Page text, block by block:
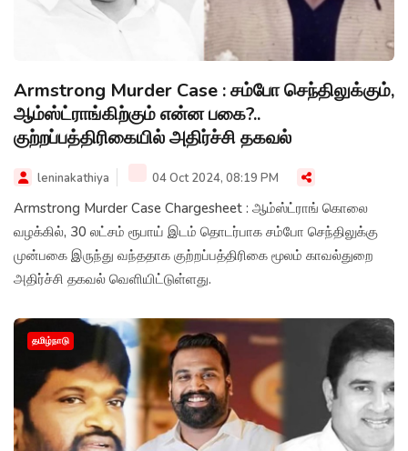
Armstrong Murder Case : சம்போ செந்திலுக்கும்,
ஆம்ஸ்ட்ராங்கிற்கும் என்ன பகை?..
குற்றப்பத்திரிகையில் அதிர்ச்சி தகவல்
leninakathiya 04 Oct 2024, 08:19 PM
Armstrong Murder Case Chargesheet : ஆம்ஸ்ட்ராங் கொலை
வழக்கில், 30 லட்சம் ரூபாய் இடம் தொடர்பாக சம்போ செந்திலுக்கு
முன்பகை இருந்து வந்ததாக குற்றப்பத்திரிகை மூலம் காவல்துறை
அதிர்ச்சி தகவல் வெளியிட்டுள்ளது.
தமிழ்நாடு